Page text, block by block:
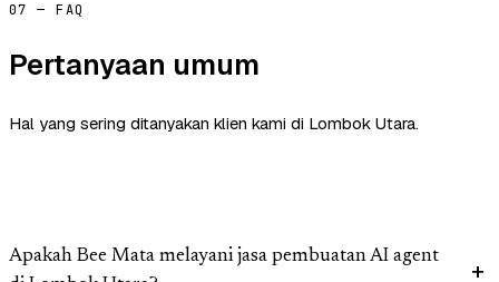
07 — FAQ
Pertanyaan umum
Hal yang sering ditanyakan klien kami di Lombok Utara.
Apakah Bee Mata melayani jasa pembuatan AI agent